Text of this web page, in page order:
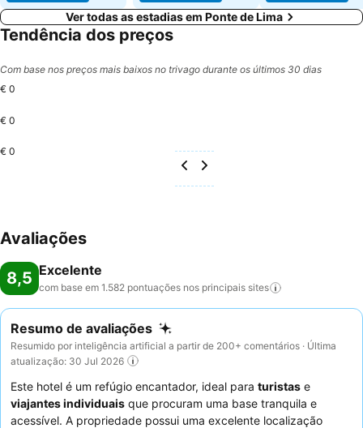
Ver todas as estadias em Ponte de Lima
Tendência dos preços
Com base nos preços mais baixos no trivago durante os últimos 30 dias
€ 0
€ 0
€ 0
Avaliações
8,5 Excelente
com base em 1.582 pontuações nos principais sites
Resumo de avaliações
Resumido por inteligência artificial a partir de 200+ comentários · Última
atualização: 30 Jul 2026
Este hotel é um refúgio encantador, ideal para turistas e
viajantes individuais que procuram uma base tranquila e
acessível. A propriedade possui uma excelente localização